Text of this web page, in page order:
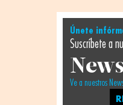
Únete
Suscríbete a
Ve a nuestros